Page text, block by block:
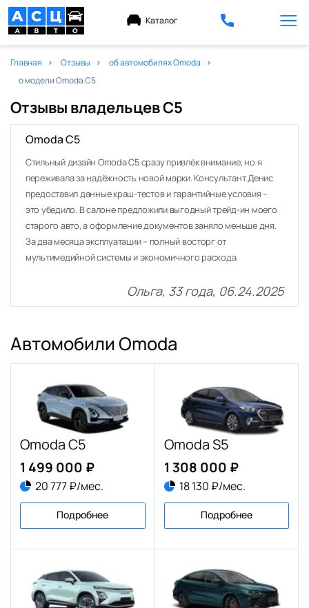
Каталог
Главная Отзывы
об автомобилях Omoda
о модели Omoda C5
Отзывы владельцев С5
Omoda C5
Стильный дизайн Omoda C5 сразу привлёк внимание, но я
переживала за надёжность новой марки. Консультант Денис
предоставил данные краш-тестов и гарантийные условия –
это убедило. В салоне предложили выгодный трейд-ин моего
старого авто, а оформление документов заняло меньше дня.
За два месяца эксплуатации – полный восторг от
мультимедийной системы и экономичного расхода.
Ольга, 33 года, 06.24.2025
Автомобили Omoda
Omoda C5
1 499 000 ₽
20 777 ₽/мес.
Подробнее
Omoda S5
1 308 000 ₽
18 130 ₽/мес.
Подробнее